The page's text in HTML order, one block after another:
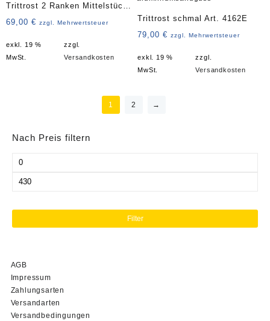
Trittrost 2 Ranken Mittelstück
Art. 4261AA
69,00 € zzgl. Mehrwertsteuer
exkl. 19 %
MwSt.
zzgl.
Versandkosten
Trittrost schmal Art. 4162E
79,00€ zzgl. Mehrwertsteuer
exkl. 19 %
MwSt.
zzgl.
Versandkosten
1 2 →
Nach Preis filtern
Min.
Max.
Filter
AGB
Impressum
Zahlungsarten
Versandarten
Versandbedingungen